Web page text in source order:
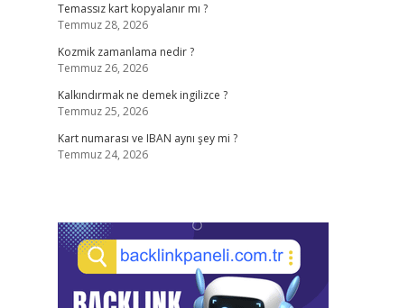
Temassız kart kopyalanır mı ?
Temmuz 28, 2026
Kozmik zamanlama nedir ?
Temmuz 26, 2026
Kalkındırmak ne demek ingilizce ?
Temmuz 25, 2026
Kart numarası ve IBAN aynı şey mi ?
Temmuz 24, 2026